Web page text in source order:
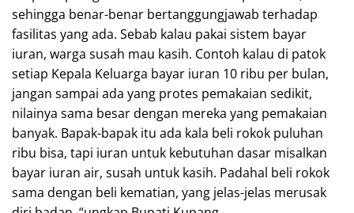
sehingga benar-benar bertanggungjawab terhadap
fasilitas yang ada. Sebab kalau pakai sistem bayar
iuran, warga susah mau kasih. Contoh kalau di patok
setiap Kepala Keluarga bayar iuran 10 ribu per bulan,
jangan sampai ada yang protes pemakaian sedikit,
nilainya sama besar dengan mereka yang pemakaian
banyak. Bapak-bapak itu ada kala beli rokok puluhan
ribu bisa, tapi iuran untuk kebutuhan dasar misalkan
bayar iuran air, susah untuk kasih. Padahal beli rokok
sama dengan beli kematian, yang jelas-jelas merusak